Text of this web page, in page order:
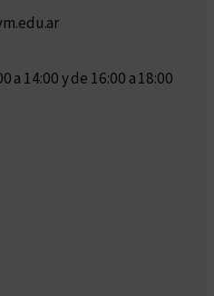
a 14:00 y de 16:00 a 18:00